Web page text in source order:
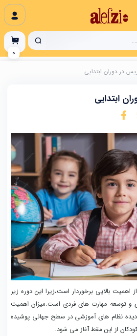
در دوران ابتدایی
ابتدایی
بالایی برخوردار است،زیرا این دوره زیر
و توسعه مهارت های فردی است.میزان اهمیت
نظام های آموزشی در سطح جهانی پوشیده
از این مقط آغاز می شود.
0